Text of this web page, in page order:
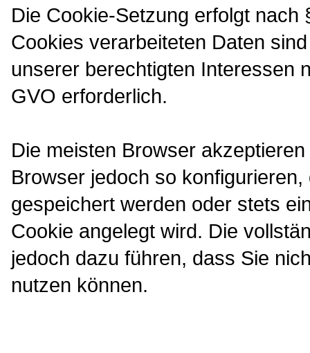
Die Cookie-Setzung erfolgt
Cookies verarbeiteten Daten
unserer berechtigten Interessen
GVO erforderlich.
Die meisten Browser
Browser jedoch so
gespeichert werden oder stets
Cookie angelegt wird. Die
jedoch dazu führen, dass Sie
nutzen können.